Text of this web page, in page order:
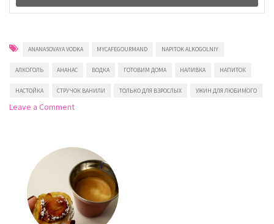
ANANASOVAYA VODKA MYCAFEGOURMAND NAPITOK ALKOGOLNIY
АЛКОГОЛЬ АНАНАС ВОДКА ГОТОВИМ ДОМА НАЛИВКА НАПИТОК
НАСТОЙКА СТРУЧОК ВАНИЛИ ТОЛЬКО ДЛЯ ВЗРОСЛЫХ УЖИН ДЛЯ ЛЮБИМОГО
Leave a Commenton